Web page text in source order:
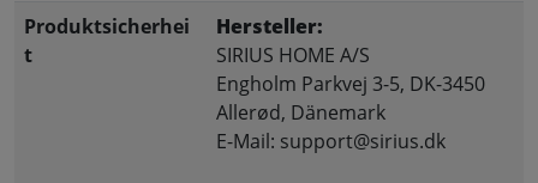
Produktsicherhei
t
Hersteller:
SIRIUS HOME A/S
Engholm Parkvej 3-5, DK-3450
Allerød, Dänemark
E-Mail: support@sirius.dk